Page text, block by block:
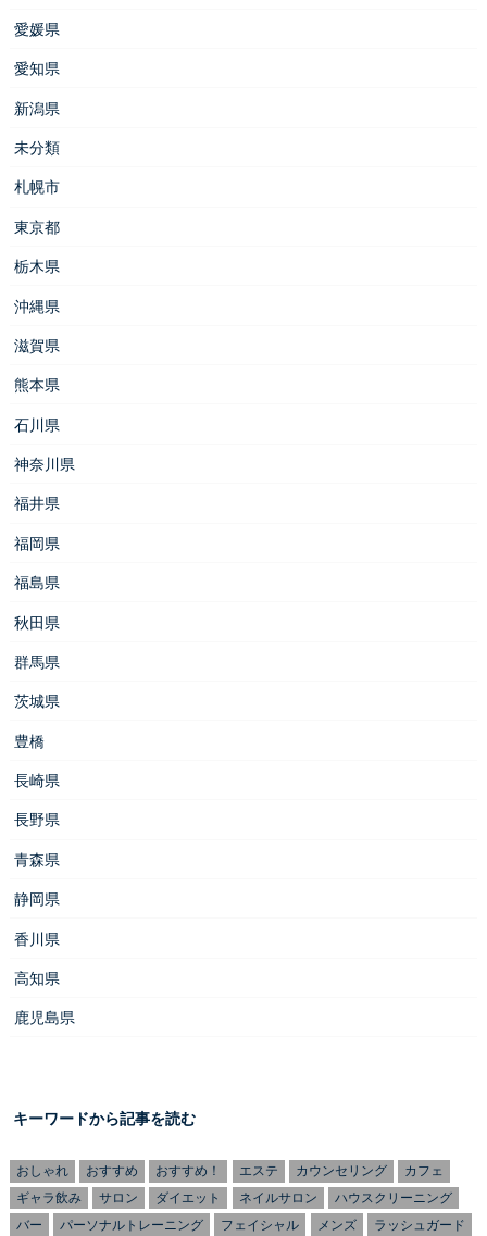
愛媛県
愛知県
新潟県
未分類
札幌市
東京都
栃木県
沖縄県
滋賀県
熊本県
石川県
神奈川県
福井県
福岡県
福島県
秋田県
群馬県
茨城県
豊橋
長崎県
長野県
青森県
静岡県
香川県
高知県
鹿児島県
キーワードから記事を読む
おしゃれ おすすめ おすすめ！ エステ カウンセリング
カフェ
ギャラ飲み
サロン ダイエット ネイルサロン
ハウスクリーニング
バー
パーソナルトレーニング フェイシャル メンズ ラッシュガード